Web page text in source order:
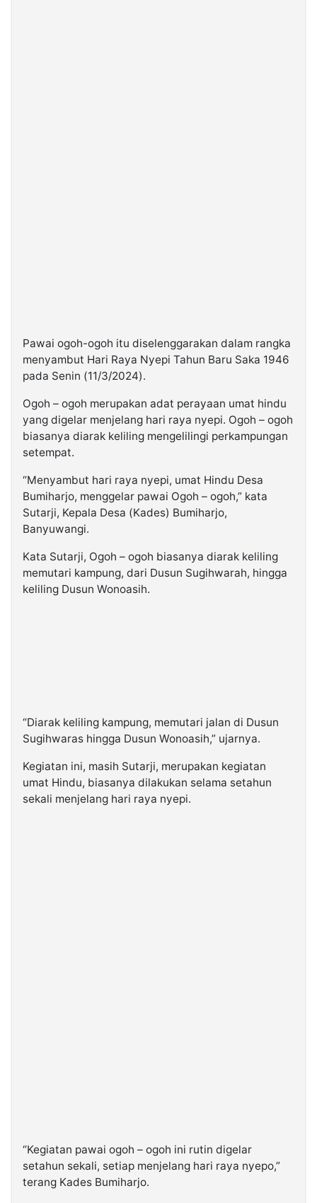
Pawai ogoh-ogoh itu diselenggarakan dalam rangka
menyambut Hari Raya Nyepi Tahun Baru Saka 1946
pada Senin (11/3/2024).
Ogoh – ogoh merupakan adat perayaan umat hindu
yang digelar menjelang hari raya nyepi. Ogoh – ogoh
biasanya diarak keliling mengelilingi perkampungan
setempat.
“Menyambut hari raya nyepi, umat Hindu Desa
Bumiharjo, menggelar pawai Ogoh – ogoh,” kata
Sutarji, Kepala Desa (Kades) Bumiharjo,
Banyuwangi.
Kata Sutarji, Ogoh – ogoh biasanya diarak keliling
memutari kampung, dari Dusun Sugihwarah, hingga
keliling Dusun Wonoasih.
“Diarak keliling kampung, memutari jalan di Dusun
Sugihwaras hingga Dusun Wonoasih,” ujarnya.
Kegiatan ini, masih Sutarji, merupakan kegiatan
umat Hindu, biasanya dilakukan selama setahun
sekali menjelang hari raya nyepi.
“Kegiatan pawai ogoh – ogoh ini rutin digelar
setahun sekali, setiap menjelang hari raya nyepo,”
terang Kades Bumiharjo.